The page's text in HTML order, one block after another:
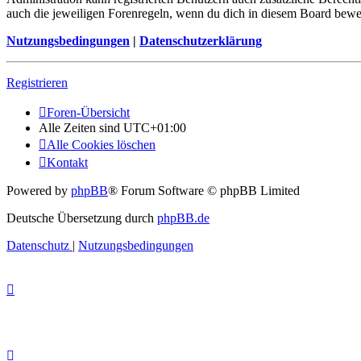
auch die jeweiligen Forenregeln, wenn du dich in diesem Board
Nutzungsbedingungen | Datenschutzerklärung
Registrieren
Foren-Übersicht
Alle Zeiten sind UTC+01:00
Alle Cookies löschen
Kontakt
Powered by phpBB® Forum Software © phpBB Limited
Deutsche Übersetzung durch phpBB.de
Datenschutz | Nutzungsbedingungen